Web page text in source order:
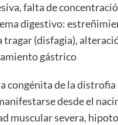
falta de
digestivo:
tragar (disfagia),
gástrico
congénita de la
desde el
muscular severa,